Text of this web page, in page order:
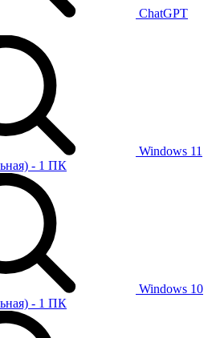
ChatGPT
Windows 11
- 1 ПК
Windows 10
- 1 ПК